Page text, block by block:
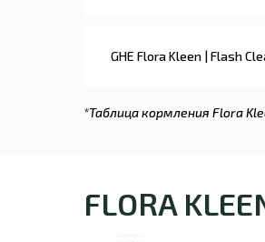
GHE Flora Kleen | Flash
*Таблица кормления Flora
FLORA